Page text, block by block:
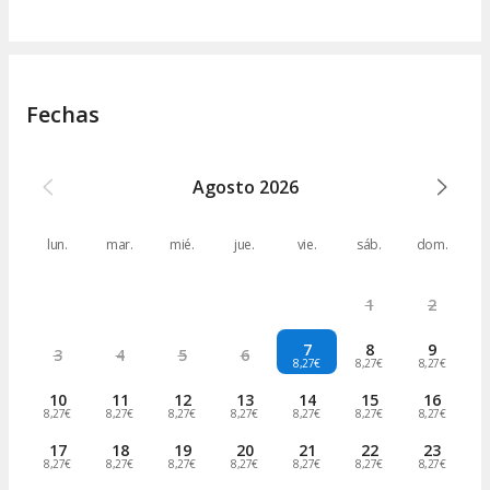
Fechas
Agosto 2026
lun. mar. mié. jue. vie. sáb. dom.
1 2
3 4 5 6 7
8,27€
8
8,27€
9
8,27€
10
8,27€
11
8,27€
12
8,27€
13
8,27€
14
8,27€
15
8,27€
16
8,27€
17
8,27€
18
8,27€
19
8,27€
20
8,27€
21
8,27€
22
8,27€
23
8,27€